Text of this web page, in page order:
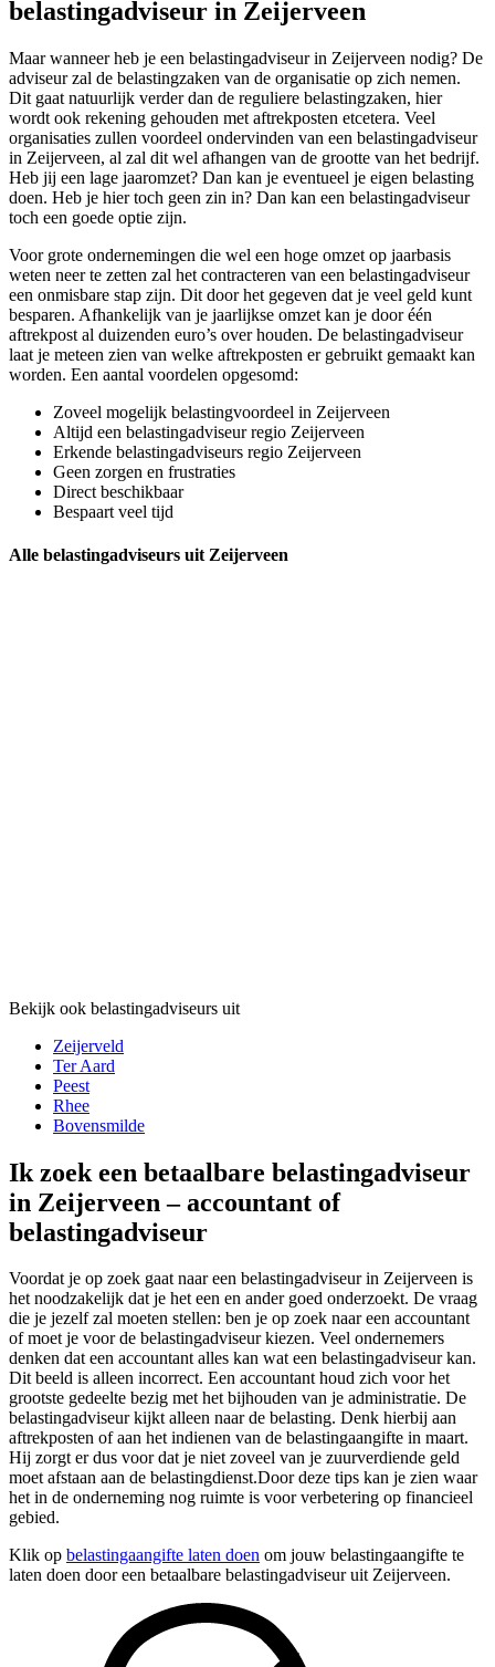
belastingadviseur in Zeijerveen
Maar wanneer heb je een belastingadviseur in Zeijerveen nodig? De
adviseur zal de belastingzaken van de organisatie op zich nemen.
Dit gaat natuurlijk verder dan de reguliere belastingzaken, hier
wordt ook rekening gehouden met aftrekposten etcetera. Veel
organisaties zullen voordeel ondervinden van een belastingadviseur
in Zeijerveen, al zal dit wel afhangen van de grootte van het bedrijf.
Heb jij een lage jaaromzet? Dan kan je eventueel je eigen belasting
doen. Heb je hier toch geen zin in? Dan kan een belastingadviseur
toch een goede optie zijn.
Voor grote ondernemingen die wel een hoge omzet op jaarbasis
weten neer te zetten zal het contracteren van een belastingadviseur
een onmisbare stap zijn. Dit door het gegeven dat je veel geld kunt
besparen. Afhankelijk van je jaarlijkse omzet kan je door één
aftrekpost al duizenden euro’s over houden. De belastingadviseur
laat je meteen zien van welke aftrekposten er gebruikt gemaakt kan
worden. Een aantal voordelen opgesomd:
Zoveel mogelijk belastingvoordeel in Zeijerveen
Altijd een belastingadviseur regio Zeijerveen
Erkende belastingadviseurs regio Zeijerveen
Geen zorgen en frustraties
Direct beschikbaar
Bespaart veel tijd
Alle belastingadviseurs uit Zeijerveen
Bekijk ook belastingadviseurs uit
Zeijerveld
Ter Aard
Peest
Rhee
Bovensmilde
Ik zoek een betaalbare belastingadviseur
in Zeijerveen – accountant of
belastingadviseur
Voordat je op zoek gaat naar een belastingadviseur in Zeijerveen is
het noodzakelijk dat je het een en ander goed onderzoekt. De vraag
die je jezelf zal moeten stellen: ben je op zoek naar een accountant
of moet je voor de belastingadviseur kiezen. Veel ondernemers
denken dat een accountant alles kan wat een belastingadviseur kan.
Dit beeld is alleen incorrect. Een accountant houd zich voor het
grootste gedeelte bezig met het bijhouden van je administratie. De
belastingadviseur kijkt alleen naar de belasting. Denk hierbij aan
aftrekposten of aan het indienen van de belastingaangifte in maart.
Hij zorgt er dus voor dat je niet zoveel van je zuurverdiende geld
moet afstaan aan de belastingdienst.Door deze tips kan je zien waar
het in de onderneming nog ruimte is voor verbetering op financieel
gebied.
Klik op belastingaangifte laten doen om jouw belastingaangifte te
laten doen door een betaalbare belastingadviseur uit Zeijerveen.